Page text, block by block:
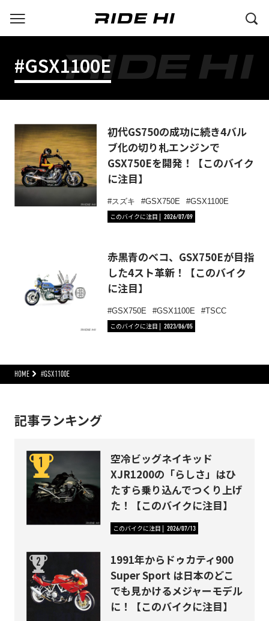
#GSX1100E
初代GS750の成功に続き4バル
ブ化の切り札エンジンで
GSX750Eを開発！【このバイク
に注目】
スズキ GSX750E
GSX1100E
このバイクに注目
2026/07/09
赤黒青のベコ、GSX750Eが目指
した4スト革新！【このバイク
に注目】
GSX750E GSX1100E
TSCC
このバイクに注目
2023/06/05
HOME #GSX1100E
記事ランキング
空冷ビッグネイキッド
XJR1200の「らしさ」はひ
たすら乗り込んでつくり上げ
た！【このバイクに注目】
このバイクに注目 2026/07/13
1991年からドゥカティ900
Super Sport は日本のどこ
でも見かけるメジャーモデル
に！【このバイクに注目】